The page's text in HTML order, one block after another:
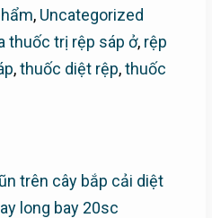
, Uncategorized
thuốc trị rệp sáp ở, rệp
,thuốc diệt rệp,thuốc
trên cây bắp cải diệt
long bay 20sc